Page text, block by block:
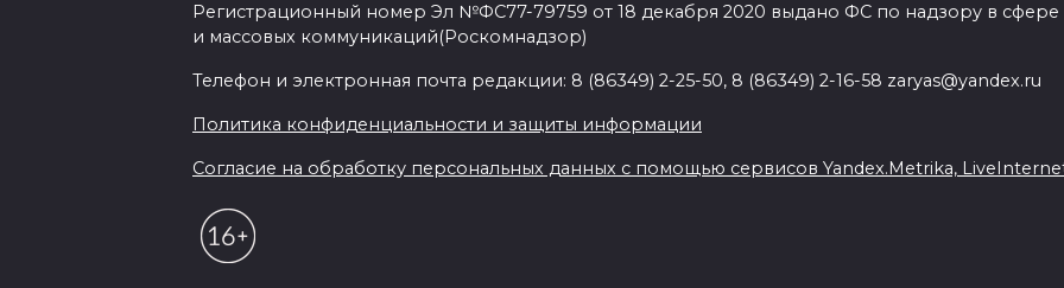
Регистрационный номер Эл №ФС77-79759 от 18 декабря 2020 выдано ФС по надзору в
и массовых коммуникаций(Роскомнадзор)
Телефон и электронная почта редакции: 8 (86349) 2-25-50, 8 (86349) 2-16-58 zaryas@yandex.ru
Политика конфиденциальности и защиты информации
Согласие на обработку персональных данных с помощью сервисов Yandex.Metrika,